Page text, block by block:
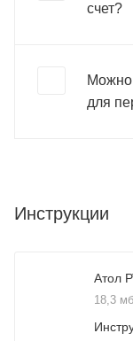
счет?
Можно
для
Инструкции
Атол
18,3 мб